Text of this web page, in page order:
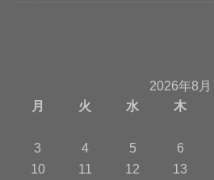
2026年8月
月
火 水 木
3
4 5 6
10
11 12 13